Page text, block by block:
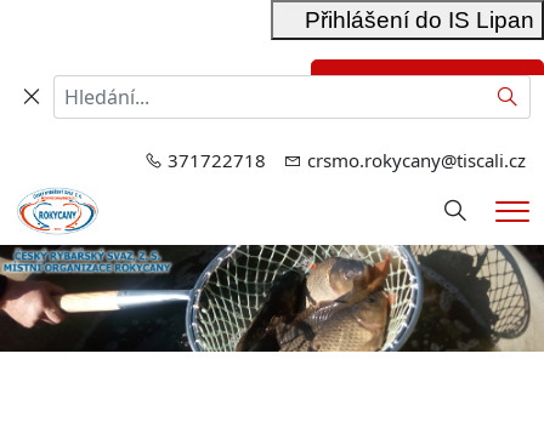
Přihlášení do IS Lipan
Přihlášení do RIS
371722718 crsmo.rokycany@tiscali.cz
Hledání